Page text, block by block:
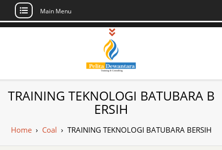
Skip
Main Menu
Pusat Pelatihan
dan Sertifikasi –
Daftar Training
Sertifikasi di Indonesia
TRAINING TEKNOLOGI BATUBARA B
ERSIH
Home› Coal › TRAINING TEKNOLOGI BATUBARA BERSIH